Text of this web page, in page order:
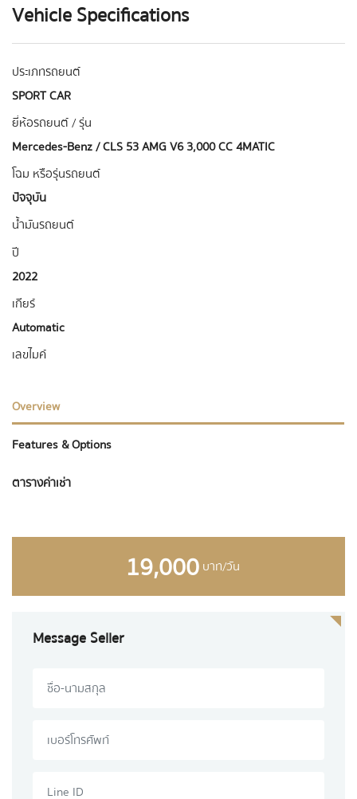
Vehicle Specifications
ประเภทรถยนต์
SPORT CAR
ยี่ห้อรถยนต์ / รุ่น
Mercedes-Benz / CLS 53 AMG V6 3,000 CC 4MATIC
โฉม หรือรุ่นรถยนต์
ปัจจุบัน
น้ำมันรถยนต์
ปี
2022
เกียร์
Automatic
เลขไมค์
Overview
Features & Options
ตารางค่าเช่า
19,000บาท/วัน
Message Seller